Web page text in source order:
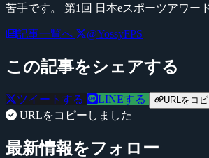
苦手です。 第1回 日本eスポーツアワー
記事一覧へ @YossyFPS
この記事をシェアする
ツイートする LINEする URLをコ
URLをコピーしました
最新情報をフォロー